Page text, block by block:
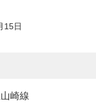
15日
崎線